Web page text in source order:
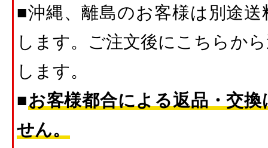
■沖縄、離島のお客様は別途
します。ご注文後にこちらか
します。
■お客様都合による返品・交
せん。